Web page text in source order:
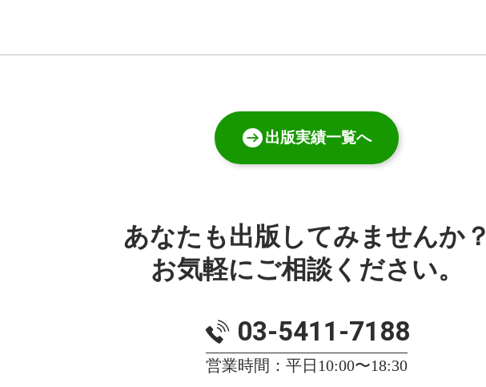
出版実績一覧へ
あなたも出版してみませんか？
お気軽にご相談ください。
03-5411-7188
営業時間：平日10:00〜18:30